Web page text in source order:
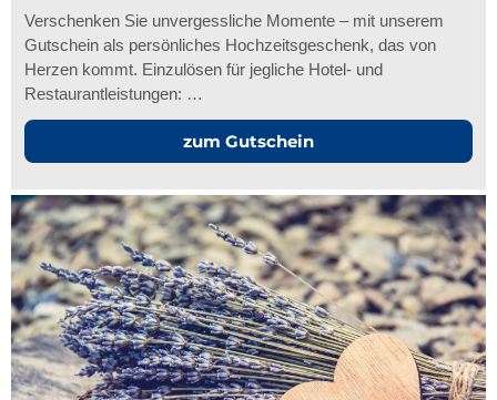
Verschenken Sie unvergessliche Momente – mit unserem
Gutschein als persönliches Hochzeitsgeschenk, das von
Herzen kommt. Einzulösen für jegliche Hotel- und
Restaurantleistungen: …
zum Gutschein